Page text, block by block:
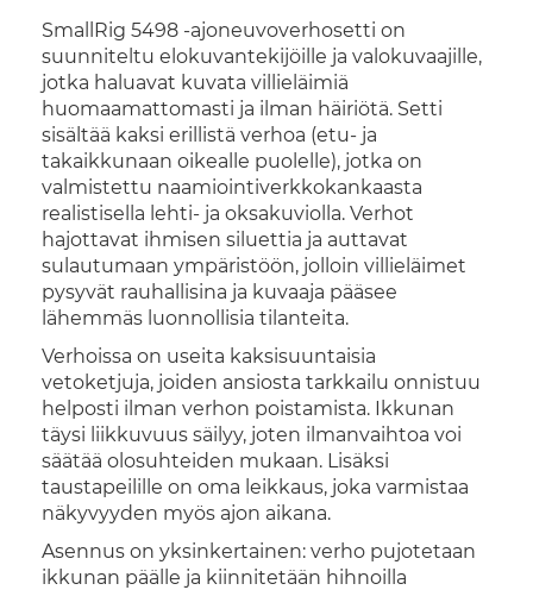
SmallRig 5498 -ajoneuvoverhosetti on
suunniteltu elokuvantekijöille ja valokuvaajille,
jotka haluavat kuvata villieläimiä
huomaamattomasti ja ilman häiriötä. Setti
sisältää kaksi erillistä verhoa (etu- ja
takaikkunaan oikealle puolelle), jotka on
valmistettu naamiointiverkkokankaasta
realistisella lehti- ja oksakuviolla. Verhot
hajottavat ihmisen siluettia ja auttavat
sulautumaan ympäristöön, jolloin villieläimet
pysyvät rauhallisina ja kuvaaja pääsee
lähemmäs luonnollisia tilanteita.
Verhoissa on useita kaksisuuntaisia
vetoketjuja, joiden ansiosta tarkkailu onnistuu
helposti ilman verhon poistamista. Ikkunan
täysi liikkuvuus säilyy, joten ilmanvaihtoa voi
säätää olosuhteiden mukaan. Lisäksi
taustapeilille on oma leikkaus, joka varmistaa
näkyvyyden myös ajon aikana.
Asennus on yksinkertainen: verho pujotetaan
ikkunan päälle ja kiinnitetään hihnoilla